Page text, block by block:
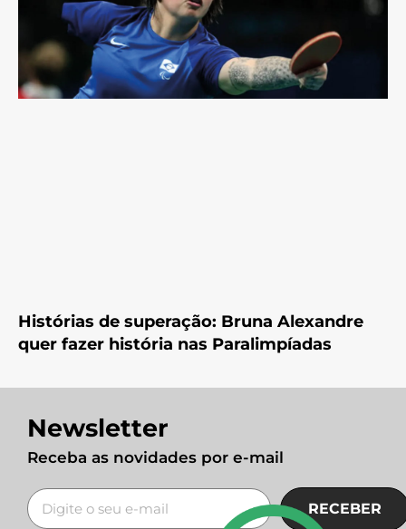
Histórias de superação: Bruna Alexandre
quer fazer história nas Paralimpíadas
Newsletter
Receba as novidades por e-mail
RECEBER